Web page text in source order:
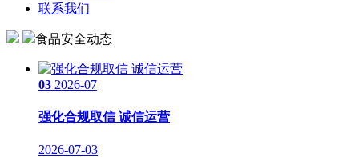
联系我们
食品安全动态
03 2026-07
强化合规取信 诚信运营
2026-07-03